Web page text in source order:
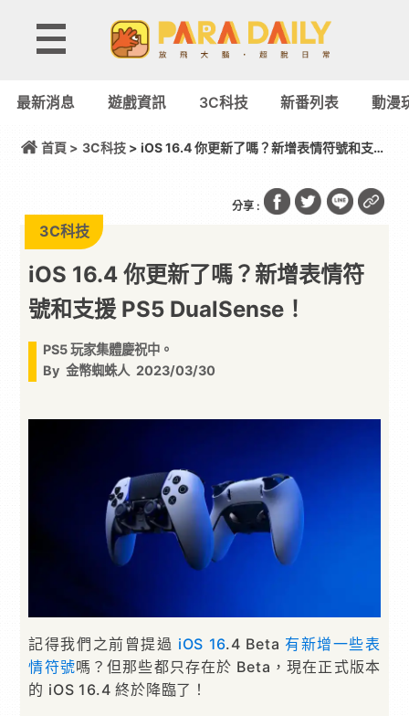
最新消息 遊戲資訊 3C科技 新番列表 動漫
首頁 > 3C科技> iOS 16.4 你更新了嗎？新增表情符號和支援
分享 :
3C科技
iOS 16.4 你更新了嗎？新增表情符
號和支援 PS5 DualSense！
PS5 玩家集體慶祝中。
By 金幣蜘蛛人 2023/03/30
記得我們之前曾提過 iOS 16.4 Beta 有新增一些表
情符號嗎？但那些都只存在於 Beta，現在正式版本
的 iOS 16.4 終於降臨了！